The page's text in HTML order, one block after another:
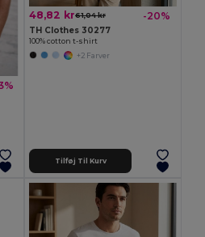
48,82 kr61,04 kr -20%
TH Clothes 30277
100% cotton t-shirt
+2 Farver
Tilføj Til Kurv